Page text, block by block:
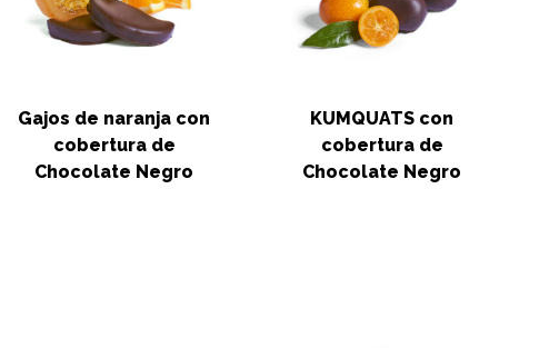
Gajos de naranja con
cobertura de
Chocolate Negro
KUMQUATS con
cobertura de
Chocolate Negro